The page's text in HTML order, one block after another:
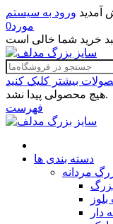
آمدید ورود به سیستم
0مورد
هیچ محصولی پیدا نشد.
فهرست
دسته بندی ها
مردانه
دار